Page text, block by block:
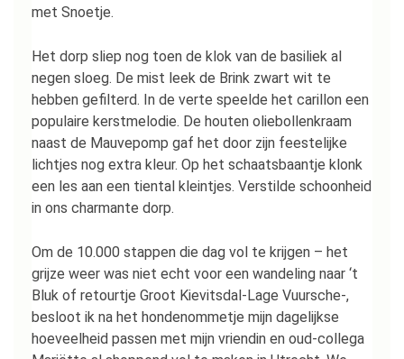
met Snoetje.
Het dorp sliep nog toen de klok van de basiliek al
negen sloeg. De mist leek de Brink zwart wit te
hebben gefilterd. In de verte speelde het carillon een
populaire kerstmelodie. De houten oliebollenkraam
naast de Mauvepomp gaf het door zijn feestelijke
lichtjes nog extra kleur. Op het schaatsbaantje klonk
een les aan een tiental kleintjes. Verstilde schoonheid
in ons charmante dorp.
Om de 10.000 stappen die dag vol te krijgen – het
grijze weer was niet echt voor een wandeling naar ‘t
Bluk of retourtje Groot Kievitsdal-Lage Vuursche-,
besloot ik na het hondenommetje mijn dagelijkse
hoeveelheid passen met mijn vriendin en oud-collega